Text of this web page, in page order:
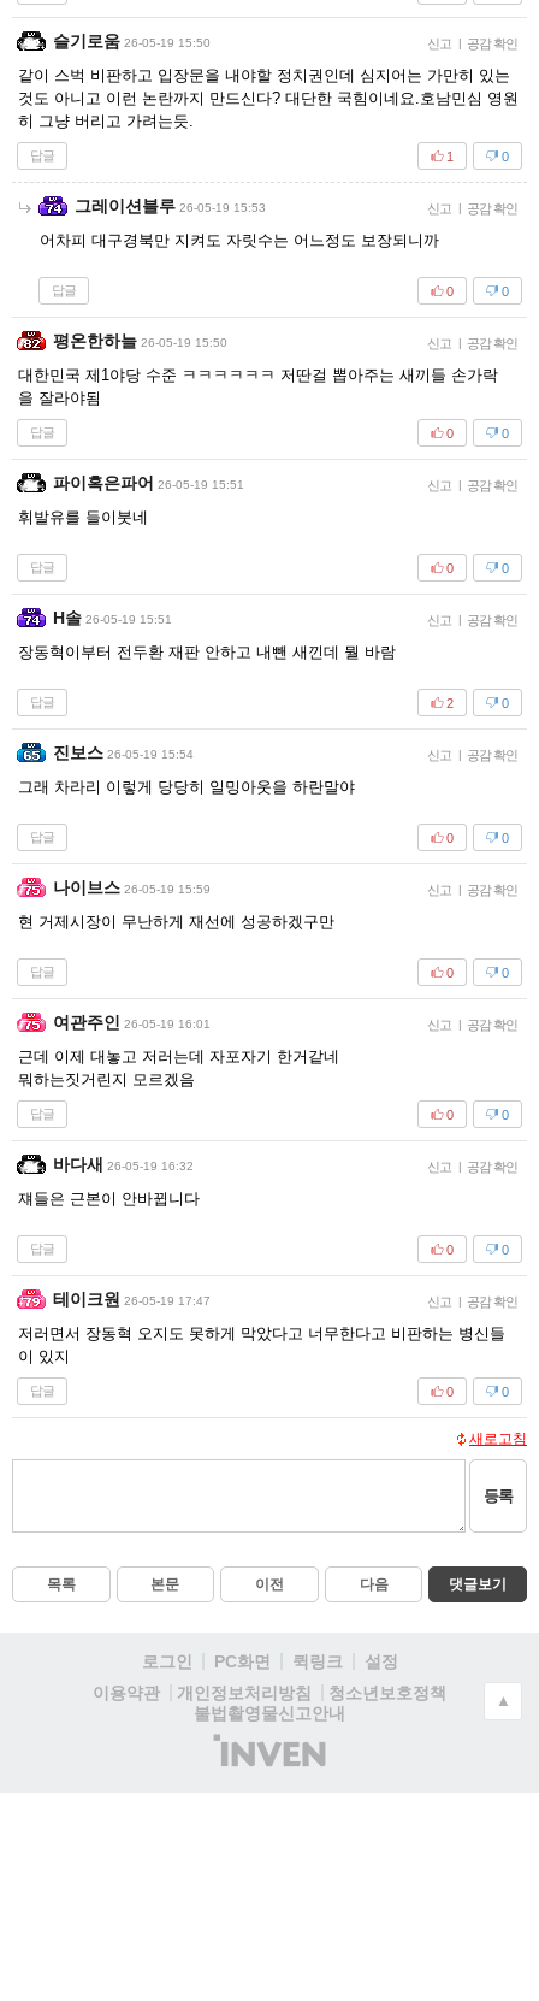
슬기로움 26-05-19 15:50 신고 | 공감 확인
같이 스벅 비판하고 입장문을 내야할 정치권인데 심지어는 가만히 있는
것도 아니고 이런 논란까지 만드신다? 대단한 국힘이네요.호남민심 영원
히 그냥 버리고 가려는듯.
답글 0
1
그레이션블루 26-05-19 15:53 신고 | 공감 확인
어차피 대구경북만 지켜도 자릿수는 어느정도 보장되니까
답글 0
0
평온한하늘 26-05-19 15:50 신고 | 공감 확인
대한민국 제1야당 수준 ㅋㅋㅋㅋㅋㅋ 저딴걸 뽑아주는 새끼들 손가락
을 잘라야됨
답글 0
0
파이혹은파어 26-05-19 15:51 신고 | 공감 확인
휘발유를 들이붓네
답글 0
0
H솔 26-05-19 15:51 신고 | 공감 확인
장동혁이부터 전두환 재판 안하고 내뺀 새낀데 뭘 바람
답글 0
2
진보스 26-05-19 15:54 신고 | 공감 확인
그래 차라리 이렇게 당당히 일밍아웃을 하란말야
답글 0
0
나이브스 26-05-19 15:59 신고 | 공감 확인
현 거제시장이 무난하게 재선에 성공하겠구만
답글 0
0
여관주인 26-05-19 16:01 신고 | 공감 확인
근데 이제 대놓고 저러는데 자포자기 한거같네
뭐하는짓거린지 모르겠음
답글 0
0
바다새 26-05-19 16:32 신고 | 공감 확인
쟤들은 근본이 안바뀝니다
답글 0
0
테이크원 26-05-19 17:47 신고 | 공감 확인
저러면서 장동혁 오지도 못하게 막았다고 너무한다고 비판하는 병신들
이 있지
답글 0
0
새로고침
등록
목록 본문 이전 다음 댓글보기
로그인 PC화면 퀵링크
설정
이용약관
개인정보처리방침
청소년보호정책
불법촬영물신고안내
(주)
인
▲